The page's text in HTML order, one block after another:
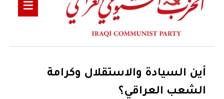
أين السيادة والاستقلال وكرامة
الشعب العراقي؟